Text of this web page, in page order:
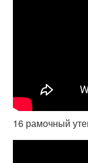
16 рамочный